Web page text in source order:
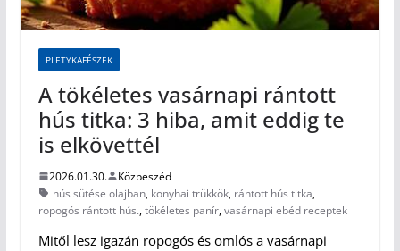
PLETYKAFÉSZEK
A tökéletes vasárnapi rántott
hús titka: 3 hiba, amit eddig te
is elkövettél
2026.01.30.
Közbeszéd
hús sütése olajban, konyhai trükkök, rántott hús titka,
ropogós rántott hús.,tökéletes panír,vasárnapi ebéd receptek
Mitől lesz igazán ropogós és omlós a vasárnapi